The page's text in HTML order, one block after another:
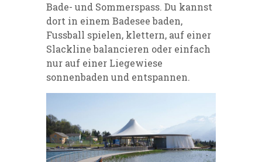
Bade- und Sommerspass. Du kannst
dort in einem Badesee baden,
Fussball spielen, klettern, auf einer
Slackline balancieren oder einfach
nur auf einer Liegewiese
sonnenbaden und entspannen.